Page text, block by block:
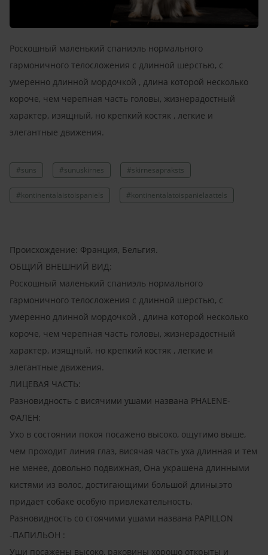
Роскошный маленький спаниэль нормального
гармоничного телосложения с длинной шерстью, с
умеренно длинной мордочкой , длина которой несколько
короче, чем черепная часть головы, жизнерадостный
характер, изящный, но крепкий костяк , легкие и
элегантные движения.
#suns #sunuskirnes #skirnesapraksts
#kontinentalaistoispaniels #kontinentalatoispanielaattels
Происхождение: Франция, Бельгия.
ОБЩИЙ ВНЕШНИЙ ВИД:
Роскошный маленький спаниэль нормального
гармоничного телосложения с длинной шерстью, с
умеренно длинной мордочкой , длина которой несколько
короче, чем черепная часть головы, жизнерадостный
характер, изящный, но крепкий костяк , легкие и
элегантные движения.
ЛИЦЕВАЯ ЧАСТЬ:
Разновидность с висячими ушами названа PHALENE-
ФАЛЕН:
Ухо в состоянии покоя посажено высоко, ощутимо выше,
чем проходит линия глаз, висячая часть уха длинная и тем
не менее, довольно подвижная, Она украшена длинными
кистями из волос, достигающими большой длины,это
придает собаке особую привлекательность.
Разновидность со стоячими ушами названа PAPILLON
-ПАПИЛЬОН :
Уши посажены высоко, раковины хорошо открыты и